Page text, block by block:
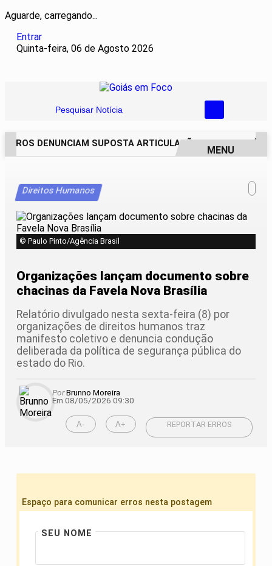
Aguarde, carregando...
Entrar
Quinta-feira, 06 de Agosto 2026
Pesquisar Notícia
DENUNCIAM SUPOSTA ARTICULAÇÃO PARA INVASÕES
MENU
Direitos Humanos
© Paulo Pinto/Agência Brasil
Organizações lançam documento sobre
chacinas da Favela Nova Brasília
Relatório divulgado nesta sexta-feira (8) por
organizações de direitos humanos traz
manifesto coletivo e denuncia condução
deliberada da política de segurança pública do
estado do Rio.
PorBrunno Moreira
Em 08/05/2026 09:30
A- A+ REPORTAR ERROS
Espaço para comunicar erros nesta postagem
SEU NOME